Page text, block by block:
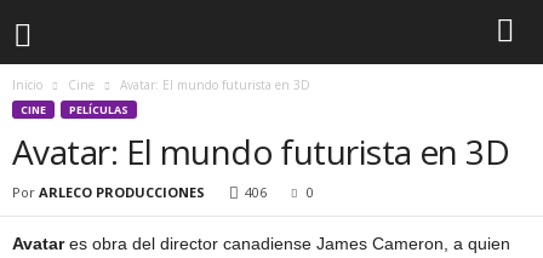
Inicio Cine Avatar: El mundo futurista en 3D
CINE PELÍCULAS
Avatar: El mundo futurista en 3D
Por ARLECO PRODUCCIONES 406 0
Avatares obra del director canadiense James Cameron, a quien